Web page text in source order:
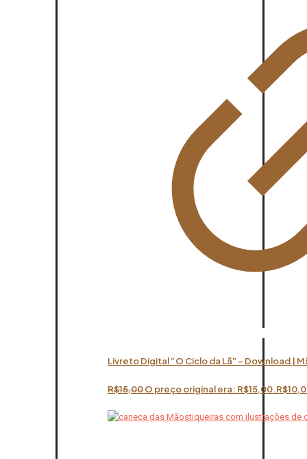
Livreto Digital “O Ciclo da Lã” – Download |
R$15,00O preço original era: R$15,00.R$